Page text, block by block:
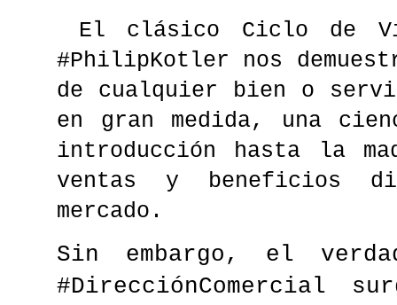
El clásico Ciclo de
#PhilipKotler nos
de cualquier bien o
en gran medida, una
introducción hasta la
ventas y beneficios
mercado.
Sin embargo, el
#DirecciónComercial